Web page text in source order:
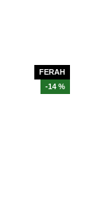
FERAH
-14 %